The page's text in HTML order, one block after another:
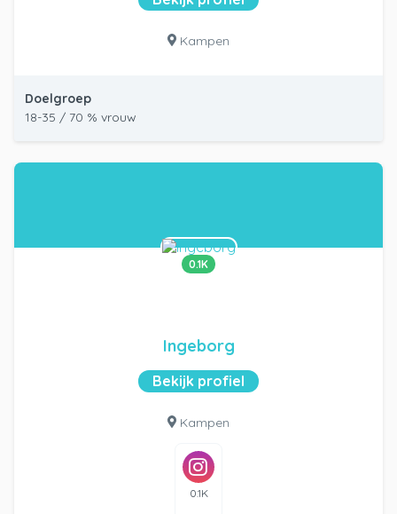
Kampen
Doelgroep
18-35 / 70 % vrouw
0.1K
Ingeborg
Bekijk profiel
Kampen
0.1K